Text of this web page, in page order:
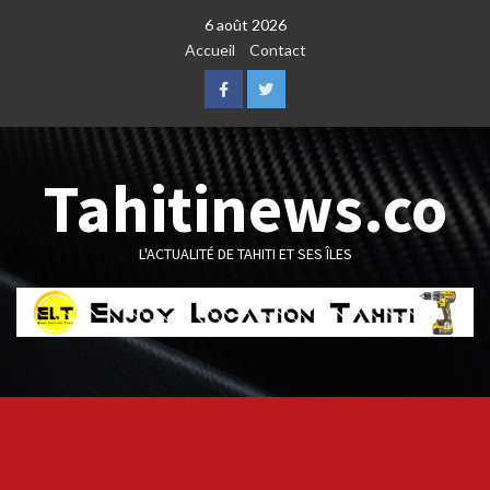
6 août 2026
Accueil
Contact
FacebookTwitter
Tahitinews.co
L'ACTUALITÉ DE TAHITI ET SES ÎLES